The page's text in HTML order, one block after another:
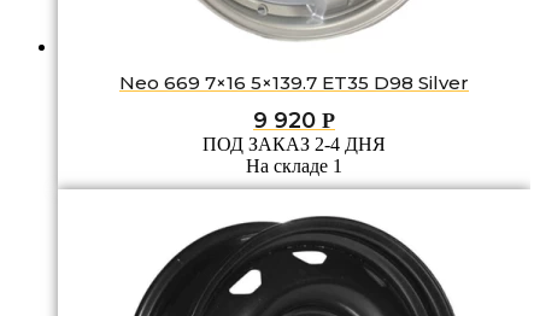
Neo 669 7×16 5×139.7 ET35 D98 Silver
9 920 Р
ПОД ЗАКАЗ 2-4 ДНЯ
На складе 1